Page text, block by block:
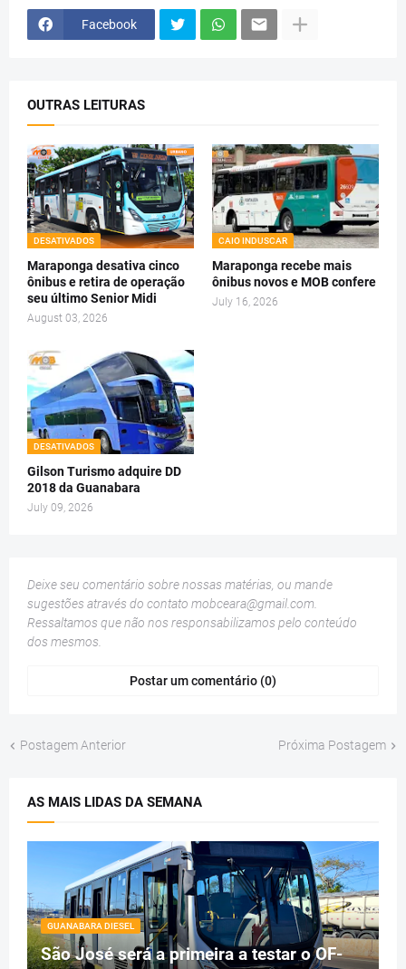
Facebook
OUTRAS LEITURAS
DESATIVADOS
Maraponga desativa cinco
ônibus e retira de operação
seu último Senior Midi
August 03, 2026
CAIO INDUSCAR
Maraponga recebe mais
ônibus novos e MOB confere
July 16, 2026
DESATIVADOS
Gilson Turismo adquire DD
2018 da Guanabara
July 09, 2026
Deixe seu comentário sobre nossas matérias, ou mande
sugestões através do contato mobceara@gmail.com.
Ressaltamos que não nos responsabilizamos pelo conteúdo
dos mesmos.
Postar um comentário (0)
Postagem Anterior Próxima Postagem
AS MAIS LIDAS DA SEMANA
GUANABARA DIESEL
São José será a primeira a testar o OF-